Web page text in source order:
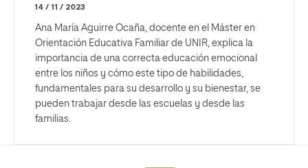
14 / 11 / 2023
Ana María Aguirre Ocaña, docente en el Máster en
Orientación Educativa Familiar de UNIR, explica la
importancia de una correcta educación emocional
entre los niños y cómo este tipo de habilidades,
fundamentales para su desarrollo y su bienestar, se
pueden trabajar desde las escuelas y desde las
familias.